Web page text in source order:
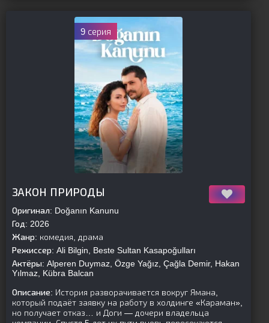
9 серия
ЗАКОН ПРИРОДЫ
Оригинал: Doğanın Kanunu
Год: 2026
Жанр: комедия, драма
Режиссер: Ali Bilgin, Beste Sultan Kasapoğulları
Актёры: Alperen Duymaz, Özge Yağız, Çağla Demir, Hakan
Yılmaz, Kübra Balcan
Описание: История разворачивается вокруг Ямана,
который подаёт заявку на работу в холдинге «Караман»,
но получает отказ… и Доги — дочери владельца